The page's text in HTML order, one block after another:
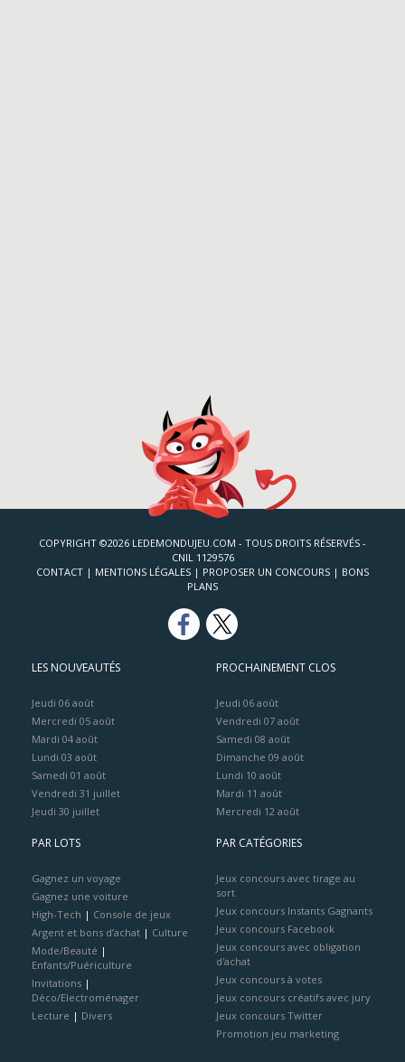
COPYRIGHT ©2026 LEDEMONDUJEU.COM - TOUS DROITS RÉSERVÉS -
CNIL 1129576
CONTACT | MENTIONS LÉGALES | PROPOSER UN CONCOURS | BONS
PLANS
LES NOUVEAUTÉS
Jeudi 06 août
Mercredi 05 août
Mardi 04 août
Lundi 03 août
Samedi 01 août
Vendredi 31 juillet
Jeudi 30 juillet
PROCHAINEMENT CLOS
Jeudi 06 août
Vendredi 07 août
Samedi 08 août
Dimanche 09 août
Lundi 10 août
Mardi 11 août
Mercredi 12 août
PAR LOTS
Gagnez un voyage
Gagnez une voiture
High-Tech | Console de jeux
Argent et bons d’achat | Culture
Mode/Beauté |
Enfants/Puériculture
Invitations |
Déco/Electroménager
Lecture | Divers
PAR CATÉGORIES
Jeux concours avec tirage au
sort
Jeux concours Instants Gagnants
Jeux concours Facebook
Jeux concours avec obligation
d'achat
Jeux concours à votes
Jeux concours créatifs avec jury
Jeux concours Twitter
Promotion jeu marketing